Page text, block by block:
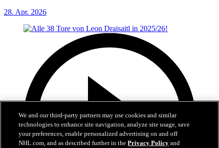
28. Apr. 2026
We and our third-party partners may use cookies and similar
technologies to enhance site navigation, analyze site usage, save
your preferences, enable personalized advertising on and off
NHL.com, and as described further in thePrivacy Policy and